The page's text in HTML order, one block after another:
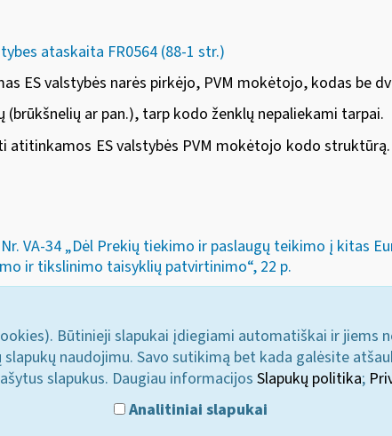
ataskaita FR0564 (88-1 str.)
ES valstybės narės pirkėjo, PVM mokėtojo, kodas be
ar pan.), tarp kodo ženklų nepaliekami tarpai.
ES valstybės PVM mokėtojo kodo
VA-34 „Dėl Prekių tiekimo ir paslaugų teikimo į kitas
ir tikslinimo taisyklių patvirtinimo“, 22 p.
Būtinieji slapukai įdiegiami automatiškai ir jiems
naudojimu. Savo sutikimą bet kada galėsite
slapukus. Daugiau informacijos Slapukų politika;
Analitiniai slapukai